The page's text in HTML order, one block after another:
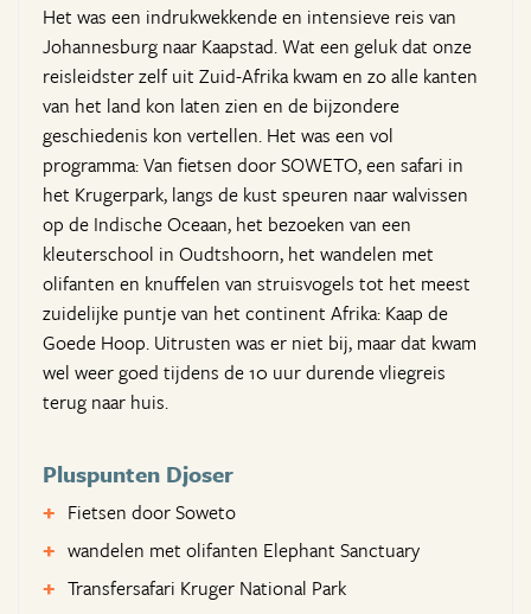
Het was een indrukwekkende en intensieve reis van
Johannesburg naar Kaapstad. Wat een geluk dat onze
reisleidster zelf uit Zuid-Afrika kwam en zo alle kanten
van het land kon laten zien en de bijzondere
geschiedenis kon vertellen. Het was een vol
programma: Van fietsen door SOWETO, een safari in
het Krugerpark, langs de kust speuren naar walvissen
op de Indische Oceaan, het bezoeken van een
kleuterschool in Oudtshoorn, het wandelen met
olifanten en knuffelen van struisvogels tot het meest
zuidelijke puntje van het continent Afrika: Kaap de
Goede Hoop. Uitrusten was er niet bij, maar dat kwam
wel weer goed tijdens de 10 uur durende vliegreis
terug naar huis.
Pluspunten Djoser
Fietsen door Soweto
wandelen met olifanten Elephant Sanctuary
Transfersafari Kruger National Park